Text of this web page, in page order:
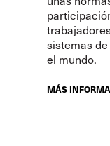
sistemas
el mundo.
MÁS